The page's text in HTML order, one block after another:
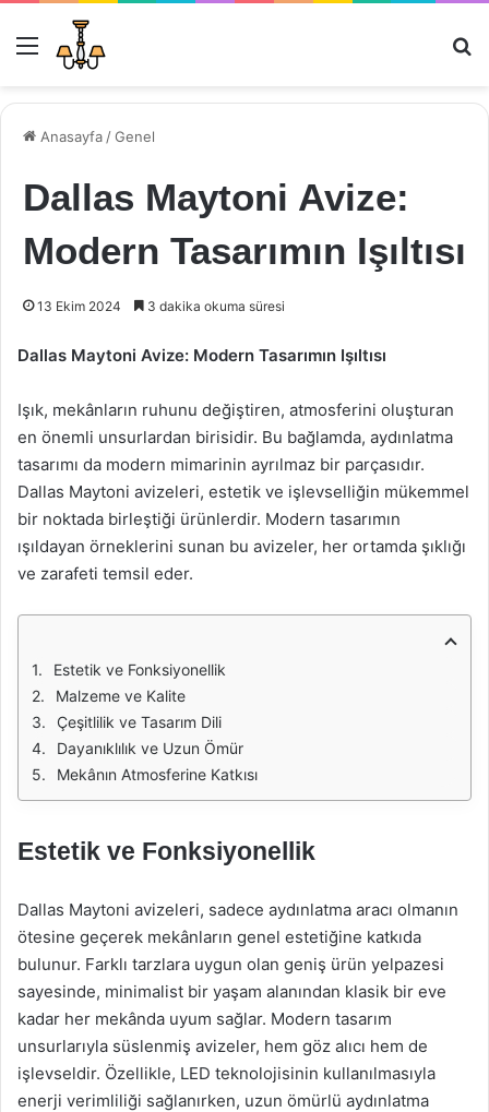
Menü
Anasayfa /Genel
Dallas Maytoni Avize:
Modern Tasarımın Işıltısı
13 Ekim 2024 3 dakika okuma süresi
Dallas Maytoni Avize: Modern Tasarımın Işıltısı
Işık, mekânların ruhunu değiştiren, atmosferini oluşturan
en önemli unsurlardan birisidir. Bu bağlamda, aydınlatma
tasarımı da modern mimarinin ayrılmaz bir parçasıdır.
Dallas Maytoni avizeleri, estetik ve işlevselliğin mükemmel
bir noktada birleştiği ürünlerdir. Modern tasarımın
ışıldayan örneklerini sunan bu avizeler, her ortamda şıklığı
ve zarafeti temsil eder.
Estetik ve Fonksiyonellik
Malzeme ve Kalite
Çeşitlilik ve Tasarım Dili
Dayanıklılık ve Uzun Ömür
Mekânın Atmosferine Katkısı
Estetik ve Fonksiyonellik
Dallas Maytoni avizeleri, sadece aydınlatma aracı olmanın
ötesine geçerek mekânların genel estetiğine katkıda
bulunur. Farklı tarzlara uygun olan geniş ürün yelpazesi
sayesinde, minimalist bir yaşam alanından klasik bir eve
kadar her mekânda uyum sağlar. Modern tasarım
unsurlarıyla süslenmiş avizeler, hem göz alıcı hem de
işlevseldir. Özellikle, LED teknolojisinin kullanılmasıyla
enerji verimliliği sağlanırken, uzun ömürlü aydınlatma